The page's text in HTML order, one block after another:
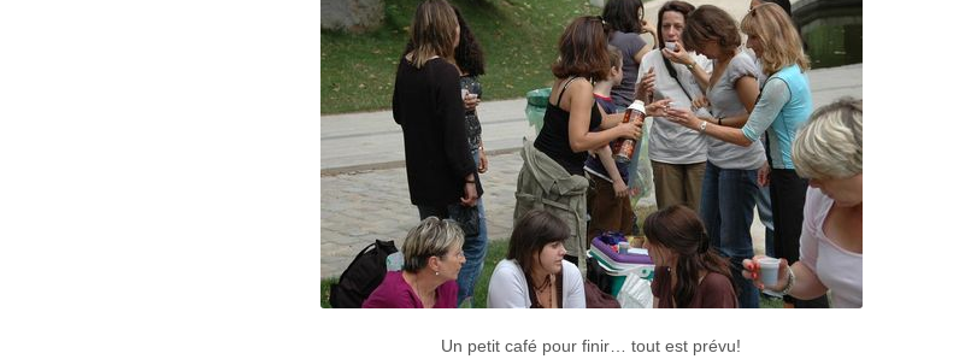
Un petit café pour finir… tout est prévu!